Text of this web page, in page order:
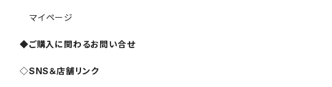
マイページ
◆ご購入に関わるお問い合せ
◇SNS＆店舗リンク